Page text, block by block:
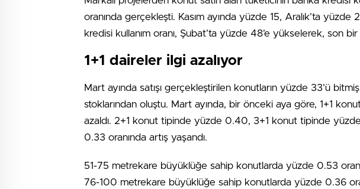
oranında gerçekleşti. Kasım ayında yüzde 15, Aralık’ta
kredisi kullanım oranı, Şubat’ta yüzde 48’e yükselerek, son bir
1+1 daireler ilgi azalıyor
Mart ayında satışı gerçekleştirilen konutların yüzde 33’ü
stoklarından oluştu. Mart ayında, bir önceki aya göre, 1+1
azaldı. 2+1 konut tipinde yüzde 0.40, 3+1 konut tipinde
0.33 oranında artış yaşandı.
51-75 metrekare büyüklüğe sahip konutlarda yüzde 0.53
76-100 metrekare büyüklüğe sahip konutlarda yüzde 0.36